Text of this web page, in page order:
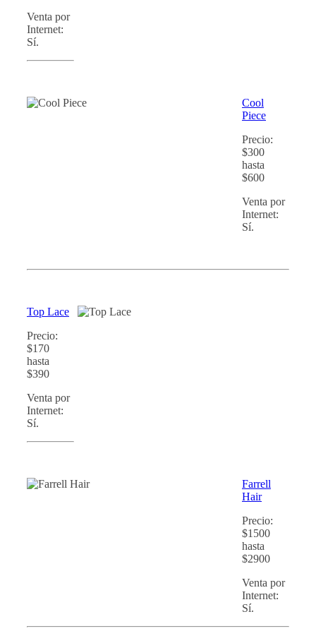
Venta por
Internet:
Sí.
Cool
Piece
Precio:
$300
hasta
$600
Venta por
Internet:
Sí.
Top Lace
Precio:
$170
hasta
$390
Venta por
Internet:
Sí.
Farrell
Hair
Precio:
$1500
hasta
$2900
Venta por
Internet:
Sí.